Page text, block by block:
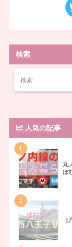
検索
人気の記事
1
丸
ぽ
2